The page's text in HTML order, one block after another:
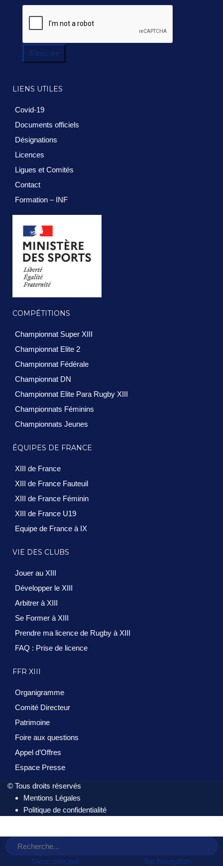
S'inscrire
LIENS UTILES
Covid-19
Documents officiels
Désignations
Licences
Ligues et Comités
Contact
Formation – INF
COMPÉTITIONS
Championnat Super XIII
Championnat Elite 2
Championnat Fédérale
Championnat DN
Championnat Elite Para Rugby XIII
Championnats Féminins
Championnats Jeunes
ÉQUIPES DE FRANCE
XIII de France
XIII de France Fauteuil
XIII de France Féminin
XIII de France U19
Equipe de France à IX
VIE DES CLUBS
Jouer au XIII
Développer le XIII
Arbitrer à XIII
Se Former à XIII
Prendre ma licence de Rugby à XIII
FAQ : Prise de licence
FFR XIII
Organigramme
Comité Directeur
Patrimoine
Foire aux questions
Appel d’Offres
Espace Presse
© Tous droits réservés
Mentions Légales
Politique de confidentialité
Menu principal
Top Navigation